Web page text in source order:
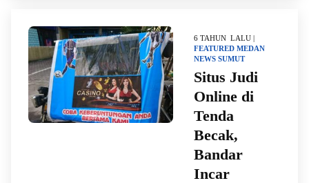
6 TAHUN LALU |
FEATURED MEDAN
NEWS SUMUT
Situs Judi
Online di
Tenda
Becak,
Bandar
Incar